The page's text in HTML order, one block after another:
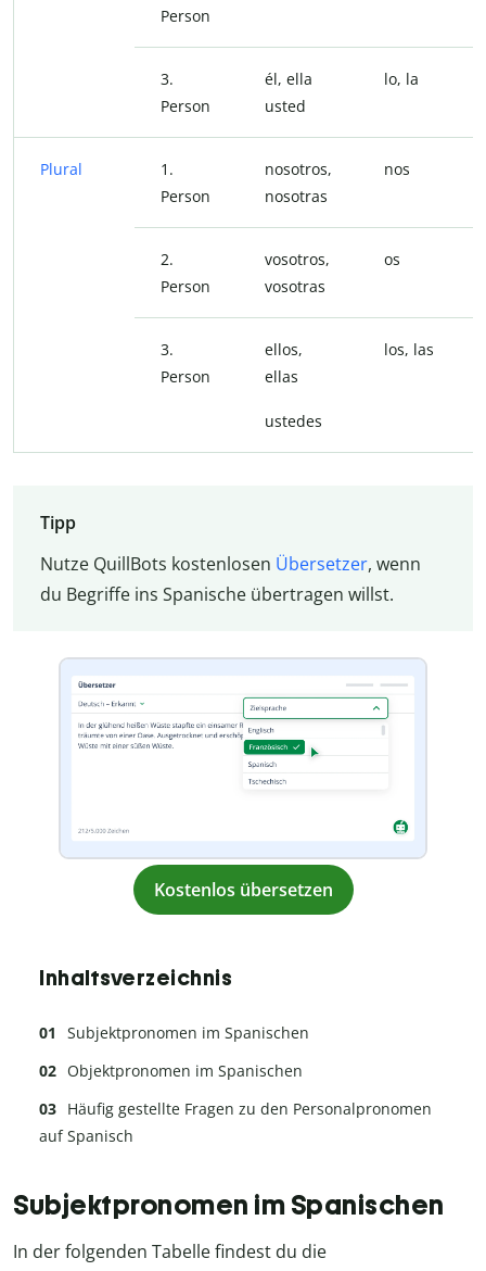
Person
3.
Person
él, ella
usted
lo, la
Plural
1.
Person
nosotros,
nosotras
nos
2.
Person
vosotros,
vosotras
os
3.
Person
ellos,
ellas
ustedes
los, las
Tipp
Nutze QuillBots kostenlosen Übersetzer, wenn
du Begriffe ins Spanische übertragen willst.
Kostenlos übersetzen
Inhaltsverzeichnis
Subjektpronomen im Spanischen
Objektpronomen im Spanischen
Häufig gestellte Fragen zu den Personalpronomen
auf Spanisch
Subjektpronomen im Spanischen
In der folgenden Tabelle findest du die